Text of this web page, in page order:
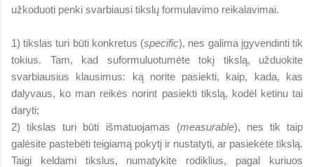
užkoduoti penki svarbiausi tikslų formulavimo reikalavimai.
1) tikslas turi būti konkretus (specific), nes galima įgyvendinti tik
tokius. Tam, kad suformuluotumėte tokį tikslą, užduokite
svarbiausius klausimus: ką norite pasiekti, kaip, kada, kas
dalyvaus, ko man reikės norint pasiekti tikslą, kodėl ketinu tai
daryti;
2) tikslas turi būti išmatuojamas (measurable), nes tik taip
galėsite pastebėti teigiamą pokytį ir nustatyti, ar pasiekėte tikslą.
Taigi keldami tikslus, numatykite rodiklius, pagal kuriuos